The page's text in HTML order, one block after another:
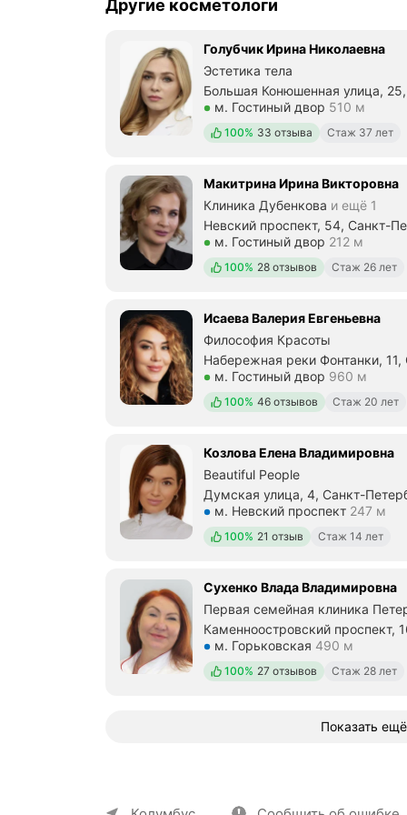
Другие косметологи
Голубчик Ирина Николаевна
Эстетика тела
Большая Конюшенная улица,
Метро м. Гостиный двор
м. Гостиный двор 510 м
Положительных отзывов
100% 33 отзыва Стаж 37 лет
Макитрина Ирина Викторовна
Клиника Дубенкова и ещё 1
Невский проспект, 54, Санкт-
Метро м. Гостиный двор
м. Гостиный двор 212 м
Положительных отзывов
100% 28 отзывов Стаж 26 лет
Исаева Валерия Евгеньевна
Философия Красоты
Набережная реки Фонтанки, 11,
Метро м. Гостиный двор
м. Гостиный двор 960 м
Положительных отзывов
100% 46 отзывов Стаж 20 лет
Козлова Елена Владимировна
Beautiful People
Думская улица, 4, Санкт-
Метро м. Невский проспект
м. Невский проспект 247 м
Положительных отзывов
100% 21 отзыв Стаж 14 лет
Сухенко Влада Владимировна
Первая семейная клиника
Каменноостровский проспект,
Метро м. Горьковская
м. Горьковская 490 м
Положительных отзывов
100% 27 отзывов Стаж 28 лет
Показать ещё